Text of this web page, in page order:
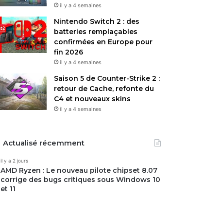
il y a 4 semaines
Nintendo Switch 2 : des
batteries remplaçables
confirmées en Europe pour
fin 2026
il y a 4 semaines
Saison 5 de Counter-Strike 2 :
retour de Cache, refonte du
C4 et nouveaux skins
il y a 4 semaines
Actualisé récemment
il y a 2 jours
AMD Ryzen : Le nouveau pilote chipset 8.07
corrige des bugs critiques sous Windows 10
et 11